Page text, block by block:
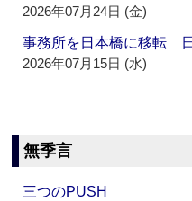
2026年07月24日 (金)
事務所を日本橋に移転
2026年07月15日 (水)
無季言
三つのPUSH